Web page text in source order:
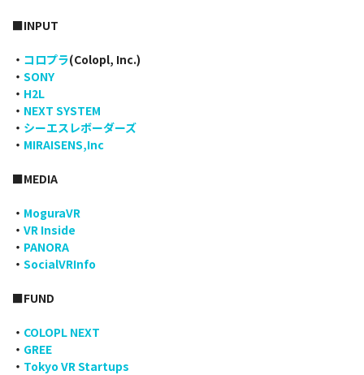
■INPUT
・ コロプラ(Colopl, Inc.)
・ SONY
・ H2L
・ NEXT SYSTEM
・ シーエスレボーダーズ
・ MIRAISENS,Inc
■MEDIA
・ MoguraVR
・ VR Inside
・ PANORA
・ SocialVRInfo
■FUND
・ COLOPL NEXT
・ GREE
・ Tokyo VR Startups